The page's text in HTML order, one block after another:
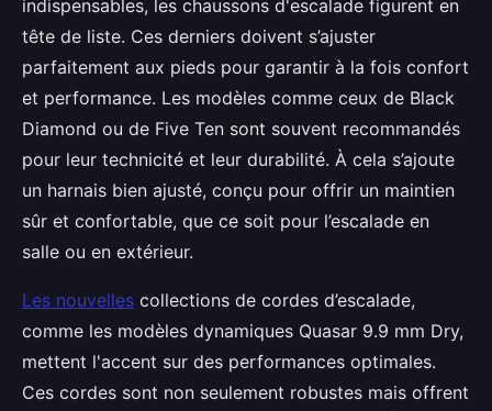
indispensables, les chaussons d'escalade figurent en
tête de liste. Ces derniers doivent s’ajuster
parfaitement aux pieds pour garantir à la fois confort
et performance. Les modèles comme ceux de Black
Diamond ou de Five Ten sont souvent recommandés
pour leur technicité et leur durabilité. À cela s’ajoute
un harnais bien ajusté, conçu pour offrir un maintien
sûr et confortable, que ce soit pour l’escalade en
salle ou en extérieur.
Les nouvelles collections de cordes d’escalade,
comme les modèles dynamiques Quasar 9.9 mm Dry,
mettent l'accent sur des performances optimales.
Ces cordes sont non seulement robustes mais offrent